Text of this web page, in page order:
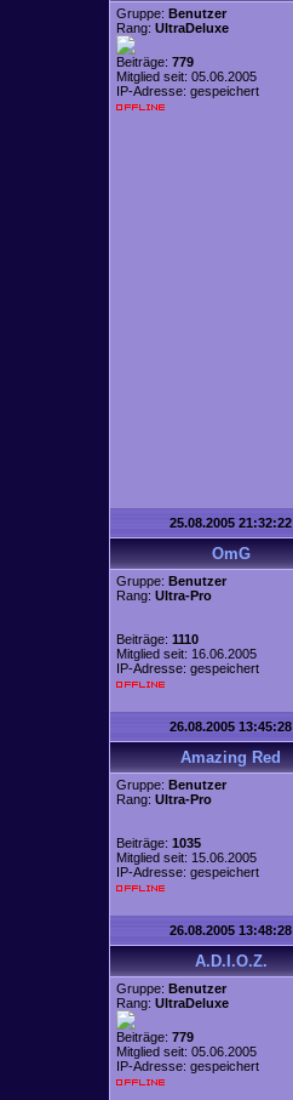
Gruppe: Benutzer
Rang: UltraDeluxe
Beiträge: 779
Mitglied seit: 05.06.2005
IP-Adresse: gespeichert
25.08.2005 21:32:22
OmG
Gruppe: Benutzer
Rang: Ultra-Pro
Beiträge: 1110
Mitglied seit: 16.06.2005
IP-Adresse: gespeichert
26.08.2005 13:45:28
Amazing Red
Gruppe: Benutzer
Rang: Ultra-Pro
Beiträge: 1035
Mitglied seit: 15.06.2005
IP-Adresse: gespeichert
26.08.2005 13:48:28
A.D.I.O.Z.
Gruppe: Benutzer
Rang: UltraDeluxe
Beiträge: 779
Mitglied seit: 05.06.2005
IP-Adresse: gespeichert